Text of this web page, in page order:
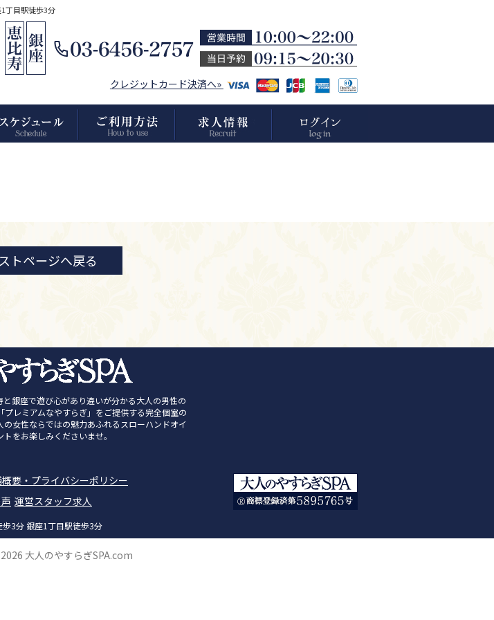
丁目駅徒歩3分
クレジットカード決済へ»
トページへ戻る
銀座で遊び心があり違いが分かる大人の男性の
レミアムなやすらぎ」をご提供する完全個室の
の女性ならではの魅力あふれるスローハンドオイ
をお楽しみくださいませ。
要・プライバシーポリシー
運営スタッフ求人
3分 銀座1丁目駅徒歩3分
大人のやすらぎSPA.com